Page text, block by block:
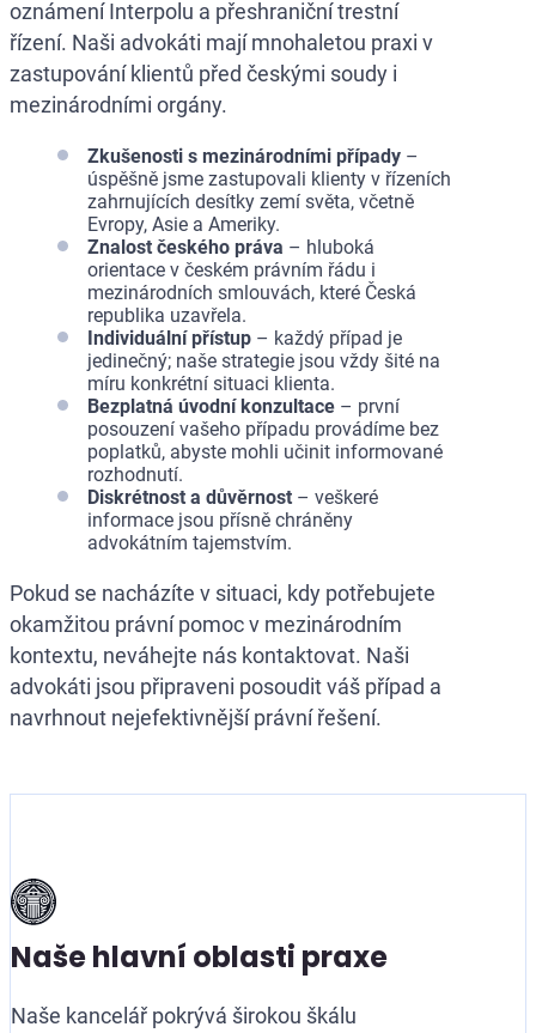
oznámení Interpolu a přeshraniční trestní
řízení. Naši advokáti mají mnohaletou praxi v
zastupování klientů před českými soudy i
mezinárodními orgány.
Zkušenosti s mezinárodními případy –
úspěšně jsme zastupovali klienty v řízeních
zahrnujících desítky zemí světa, včetně
Evropy, Asie a Ameriky.
Znalost českého práva – hluboká
orientace v českém právním řádu i
mezinárodních smlouvách, které Česká
republika uzavřela.
Individuální přístup – každý případ je
jedinečný; naše strategie jsou vždy šité na
míru konkrétní situaci klienta.
Bezplatná úvodní konzultace – první
posouzení vašeho případu provádíme bez
poplatků, abyste mohli učinit informované
rozhodnutí.
Diskrétnost a důvěrnost – veškeré
informace jsou přísně chráněny
advokátním tajemstvím.
Pokud se nacházíte v situaci, kdy potřebujete
okamžitou právní pomoc v mezinárodním
kontextu, neváhejte nás kontaktovat. Naši
advokáti jsou připraveni posoudit váš případ a
navrhnout nejefektivnější právní řešení.
Naše hlavní oblasti praxe
Naše kancelář pokrývá širokou škálu